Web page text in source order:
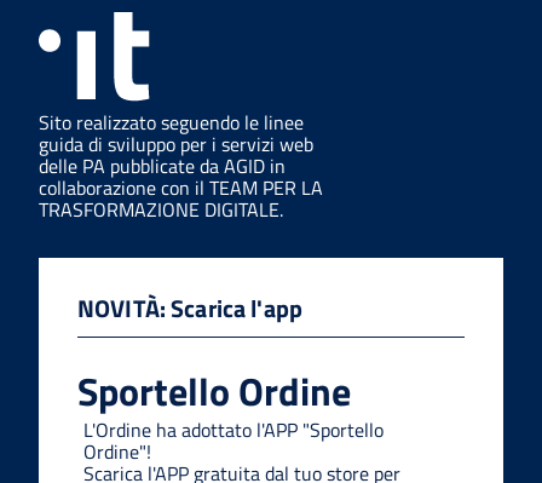
Sito realizzato seguendo le linee
guida di sviluppo per i servizi web
delle PA pubblicate da AGID in
collaborazione con il TEAM PER LA
TRASFORMAZIONE DIGITALE.
NOVITÀ: Scarica l'app
Sportello Ordine
L'Ordine ha adottato l'APP "Sportello
Ordine"!
Scarica l'APP gratuita dal tuo store per